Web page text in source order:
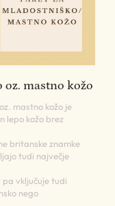
oz. mastno kožo
mastno kožo je
lepo kožo brez
britanske znamke
tudi največje
pa vključuje tudi
nego